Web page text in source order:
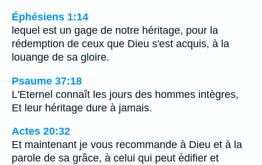
Éphésiens 1:14
lequel est un gage de notre héritage, pour la
rédemption de ceux que Dieu s'est acquis, à la
louange de sa gloire.
Psaume 37:18
L'Eternel connaît les jours des hommes intègres,
Et leur héritage dure à jamais.
Actes 20:32
Et maintenant je vous recommande à Dieu et à la
parole de sa grâce, à celui qui peut édifier et